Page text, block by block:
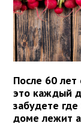
После 60 лет
это каждый
забудете где
доме лежит